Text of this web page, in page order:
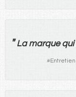
" La marque qui
#Entretien